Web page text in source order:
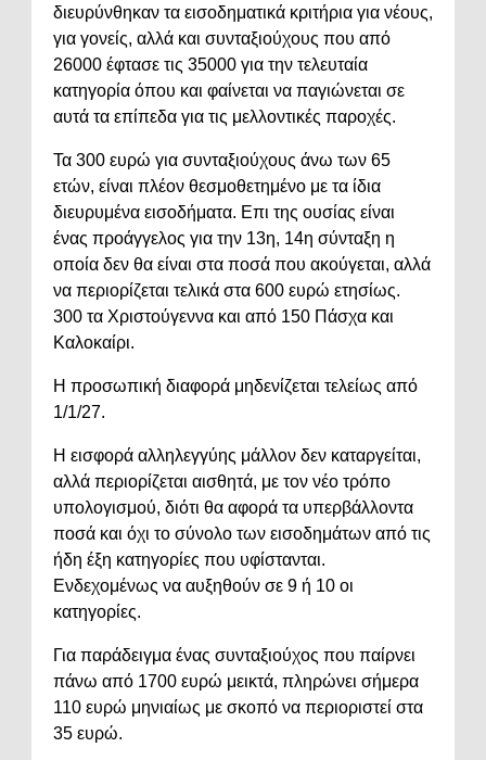
διευρύνθηκαν τα εισοδηματικά κριτήρια για νέους,
για γονείς, αλλά και συνταξιούχους που από
26000 έφτασε τις 35000 για την τελευταία
κατηγορία όπου και φαίνεται να παγιώνεται σε
αυτά τα επίπεδα για τις μελλοντικές παροχές.
Τα 300 ευρώ για συνταξιούχους άνω των 65
ετών, είναι πλέον θεσμοθετημένο με τα ίδια
διευρυμένα εισοδήματα. Επι της ουσίας είναι
ένας προάγγελος για την 13η, 14η σύνταξη η
οποία δεν θα είναι στα ποσά που ακούγεται, αλλά
να περιορίζεται τελικά στα 600 ευρώ ετησίως.
300 τα Χριστούγεννα και από 150 Πάσχα και
Καλοκαίρι.
Η προσωπική διαφορά μηδενίζεται τελείως από
1/1/27.
Η εισφορά αλληλεγγύης μάλλον δεν καταργείται,
αλλά περιορίζεται αισθητά, με τον νέο τρόπο
υπολογισμού, διότι θα αφορά τα υπερβάλλοντα
ποσά και όχι το σύνολο των εισοδημάτων από τις
ήδη έξη κατηγορίες που υφίστανται.
Ενδεχομένως να αυξηθούν σε 9 ή 10 οι
κατηγορίες.
Για παράδειγμα ένας συνταξιούχος που παίρνει
πάνω από 1700 ευρώ μεικτά, πληρώνει σήμερα
110 ευρώ μηνιαίως με σκοπό να περιοριστεί στα
35 ευρώ.